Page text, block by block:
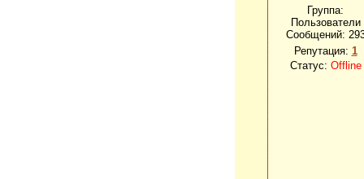
Группа:
Пользователи
Сообщений:
Репутация: 1
Статус: Offline